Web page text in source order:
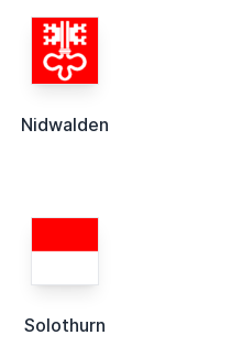
Nidwalden
Solothurn